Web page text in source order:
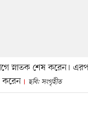
স্নাতক শেষ করেন।
করেন
ছবি: সংগৃহীত